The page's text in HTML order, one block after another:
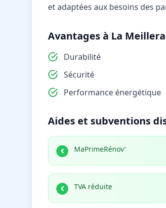
et adaptées aux besoins des
Avantages à La
Durabilité
Sécurité
Performance énergétique
Aides et subventions
€ MaPrimeRénov’
€ TVA réduite